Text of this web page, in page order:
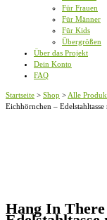
Für Frauen
Für Männer
Für Kids
Übergrößen
Über das Projekt
Dein Konto
FAQ
Startseite > Shop > Alle
Eichhörnchen –
Hang In